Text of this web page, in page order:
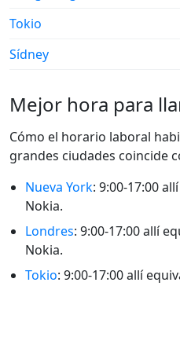
Tokio
Sídney
Mejor hora para
Cómo el horario laboral
grandes ciudades coincide
Nueva York: 9:00-17:00
Nokia.
Londres: 9:00-17:00 allí
Nokia.
Tokio: 9:00-17:00 allí